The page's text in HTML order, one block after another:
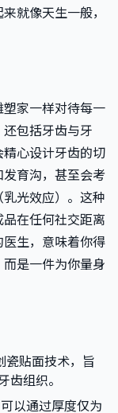
就像天生一般，
家一样对待每一
包括牙齿与牙
心设计牙齿的切
育沟，甚至会考
光效应）。这种
在任何社交距离
生，意味着你得
是一件为你量身
瓷贴面技术，旨
组织。
以通过厚度仅为